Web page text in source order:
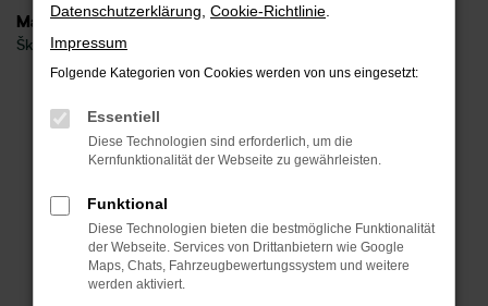
Marken
Škoda
Fehler: Network Error
Beim Laden ist ein Fehler aufgetreten.
Überprüfe deine Firewall und deine
Internetverbindung.
Laden andere Webseiten, zum Beispiel deine
Suchmaschine?
Datenschutzerklärung Cookie-Richtlinie
Impressum
Folgende Kategorien von Cookies werden von uns eingesetzt:
Essentiell
Diese Technologien sind erforderlich, um die
Kernfunktionalität der Webseite zu gewährleisten.
Funktional
Diese Technologien bieten die bestmögliche Funktionalität
der Webseite. Services von Drittanbietern wie Google
Maps, Chats, Fahrzeugbewertungssystem und weitere
werden aktiviert.